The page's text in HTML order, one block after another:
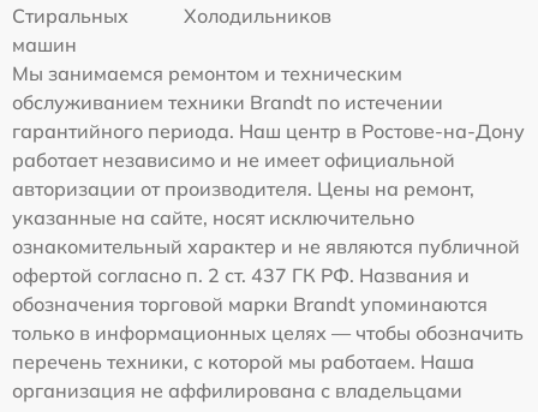
Стиральных
машин
Холодильников
Мы занимаемся ремонтом и техническим
обслуживанием техники Brandt по истечении
гарантийного периода. Наш центр в Ростове-на-Дону
работает независимо и не имеет официальной
авторизации от производителя. Цены на ремонт,
указанные на сайте, носят исключительно
ознакомительный характер и не являются публичной
офертой согласно п. 2 ст. 437 ГК РФ. Названия и
обозначения торговой марки Brandt упоминаются
только в информационных целях — чтобы обозначить
перечень техники, с которой мы работаем. Наша
организация не аффилирована с владельцами